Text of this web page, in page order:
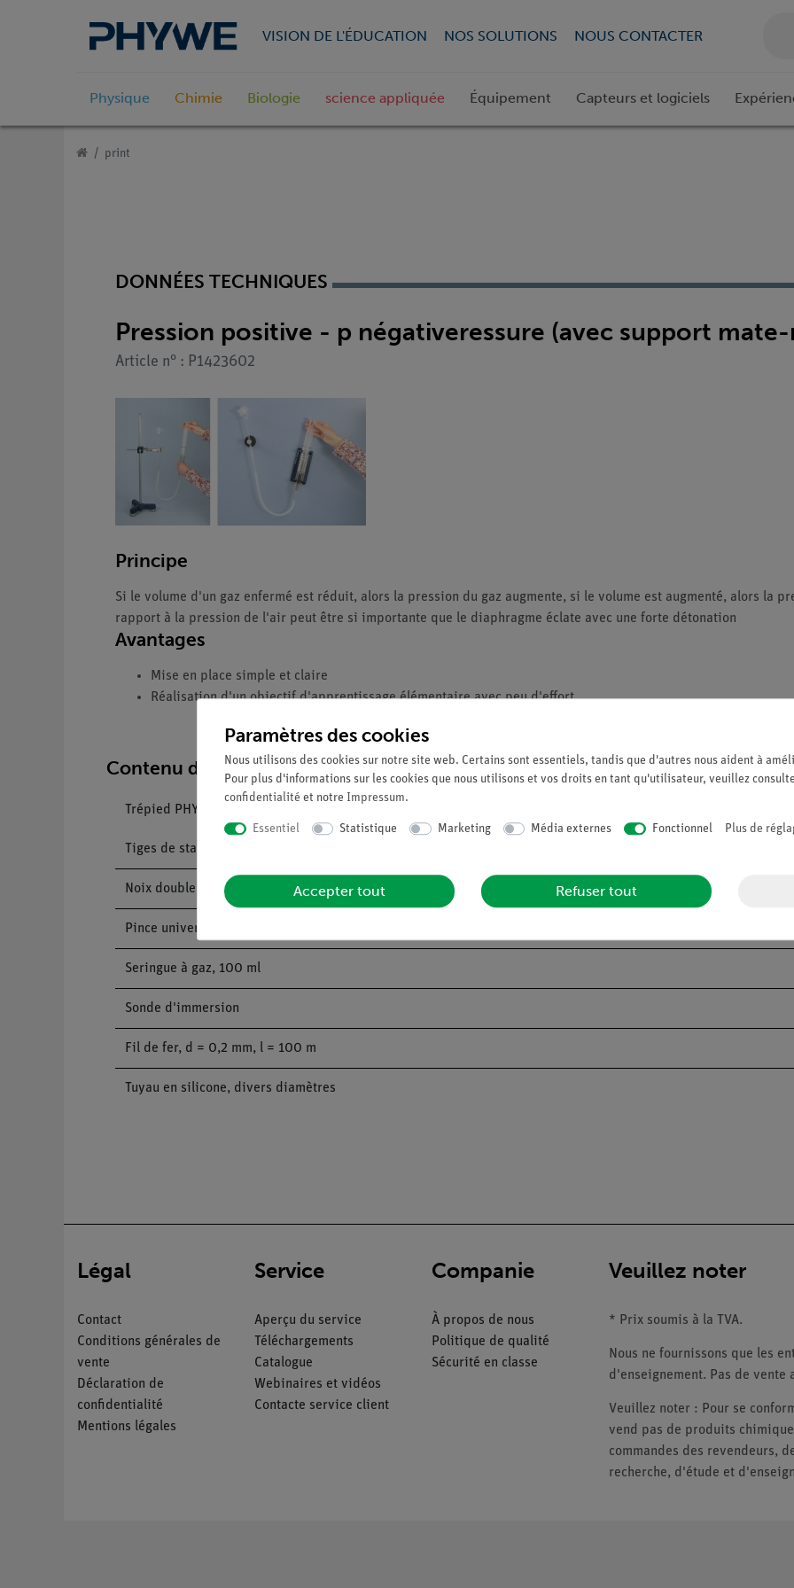
VISION DE L'ÉDUCATION NOS SOLUTIONS NOUS CONTACTER
Physique Chimie Biologie science appliquée Équipement Capteurs et logiciels
print
DONNÉES TECHNIQUES
Pression positive - p négativeressure (avec support
Article n° : P1423602
Principe
Si le volume d'un gaz enfermé est réduit, alors la pression du gaz augmente, si le volume est augmenté, alors la
rapport à la pression de l'air peut être si importante que le diaphragme éclate avec une forte détonation
Avantages
Mise en place simple et claire
Réalisation d'un objectif d'apprentissage élémentaire avec peu d'effort
Contenu de livraison
Trépied PHYWE, pour 1 tige
Tiges de statif, acier inoxydable, diverses tailles
Noix double expert
Pince universelle
Seringue à gaz, 100 ml
Sonde d'immersion
Fil de fer, d = 0,2 mm, l = 100 m
Tuyau en silicone, divers diamètres
Légal
Contact
Conditions générales de
vente
Déclaration de
confidentialité
Mentions légales
Service
Aperçu du service
Téléchargements
Catalogue
Webinaires et vidéos
Contacte service client
Companie
À propos de nous
Politique de qualité
Sécurité en classe
Veuillez noter
* Prix soumis à la TVA.
Nous ne fournissons que les
d'enseignement. Pas de vente
Veuillez noter : Pour se
vend pas de produits
commandes des revendeurs,
recherche, d'étude et
Paramètres des cookies
Nous utilisons des cookies sur notre site web. Certains sont essentiels, tandis que d'autres nous aident à
Pour plus d'informations sur les cookies que nous utilisons et vos droits en tant qu'utilisateur, veuillez
confidentialité et notre Impressum.
Essentiel Statistique Marketing Média externes Fonctionnel Plus de
Accepter tout Refuser tout